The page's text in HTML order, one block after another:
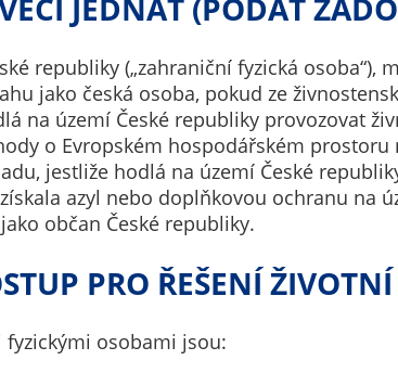
JEDNAT (PODAT
republiky („zahraniční fyzická osoba“),
jako česká osoba, pokud ze
na území České republiky provozovat
o Evropském hospodářském
jestliže hodlá na území České
azyl nebo doplňkovou ochranu na
občan České republiky.
PRO ŘEŠENÍ ŽIVOTNÍ
osobami jsou:
cookies
cookies nám
umožňují
měření
výkonu
našeho webu
a našich
reklamních
Jejich pomocí
určujeme